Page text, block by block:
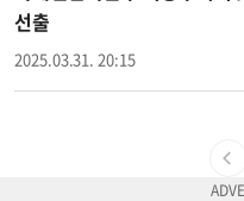
선출
2025.03.31. 20:15